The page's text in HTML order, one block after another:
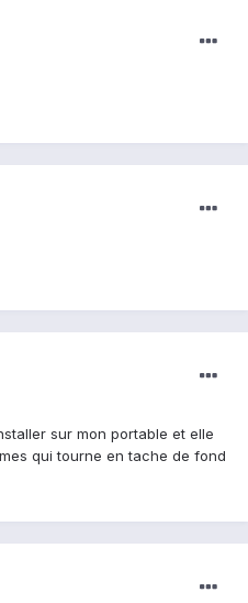
sur mon portable et elle
qui tourne en tache de fond